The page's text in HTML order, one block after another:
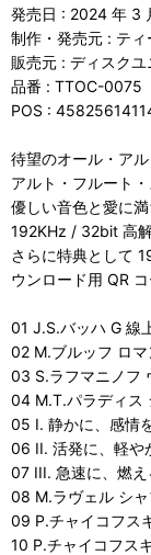
発売日 : 2024 年 3
制作・発売元 : テ
販売元 : ディスクユ
品番 : TTOC-0075
POS :
待望のオール・アル
アルト・フルート
優しい音色と愛に満
192KHz / 32bit 高
さらに特典として
ウンロード用 QR
01 J.S.バッハ G 線
02 M.ブルッフ ロマ
03 S.ラフマニノフ
04 M.T.パラディス
05 I. 静かに、感情
06 II. 活発に、軽や
07 III. 急速に、燃え
08 M.ラヴェル シャ
09 P.チャイコフス
10 P.チャイコフス